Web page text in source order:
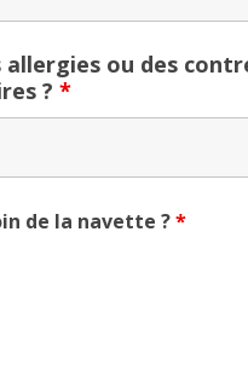
allergies ou des
?*
de la navette ?*